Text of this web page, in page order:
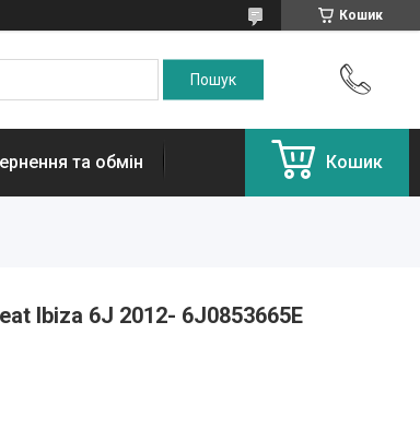
Кошик
та обмін Кошик
Ibiza 6J 2012- 6J0853665E